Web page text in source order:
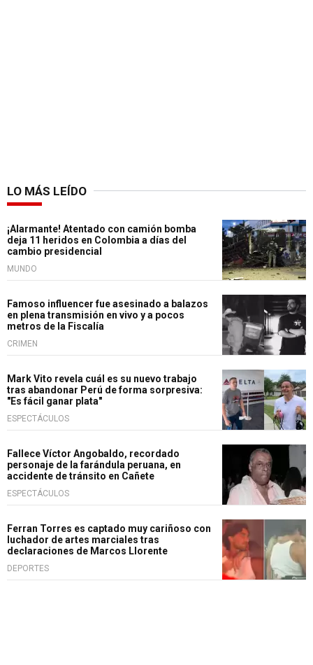
LO MÁS LEÍDO
¡Alarmante! Atentado con camión bomba
deja 11 heridos en Colombia a días del
cambio presidencial
MUNDO
Famoso influencer fue asesinado a balazos
en plena transmisión en vivo y a pocos
metros de la Fiscalía
CRIMEN
Mark Vito revela cuál es su nuevo trabajo
tras abandonar Perú de forma sorpresiva:
"Es fácil ganar plata"
ESPECTÁCULOS
Fallece Víctor Angobaldo, recordado
personaje de la farándula peruana, en
accidente de tránsito en Cañete
ESPECTÁCULOS
Ferran Torres es captado muy cariñoso con
luchador de artes marciales tras
declaraciones de Marcos Llorente
DEPORTES